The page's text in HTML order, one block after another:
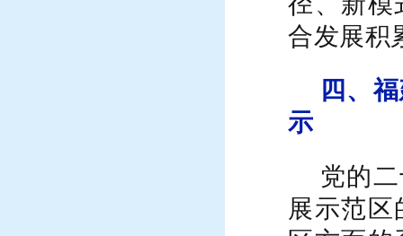
合发展积
四、
示
党的
展示范